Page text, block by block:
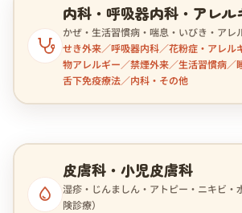
内科・呼吸器内科・アレル
かぜ・生活習慣病・喘息・いびき・アレ
せき外来／呼吸器内科／花粉症・アレル
物アレルギー／禁煙外来／生活習慣病／
舌下免疫療法／内科・その他
皮膚科・小児皮膚科
湿疹・じんましん・アトピー・ニキビ・
険診療）